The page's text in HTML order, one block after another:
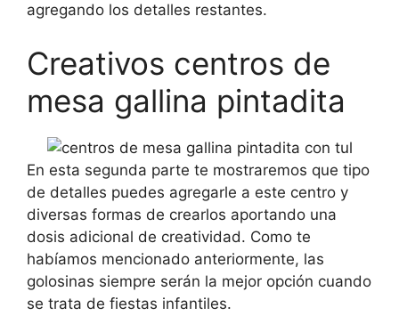
agregando los detalles restantes.
Creativos centros de
mesa gallina pintadita
En esta segunda parte te mostraremos que tipo
de detalles puedes agregarle a este centro y
diversas formas de crearlos aportando una
dosis adicional de creatividad. Como te
habíamos mencionado anteriormente, las
golosinas siempre serán la mejor opción cuando
se trata de fiestas infantiles.